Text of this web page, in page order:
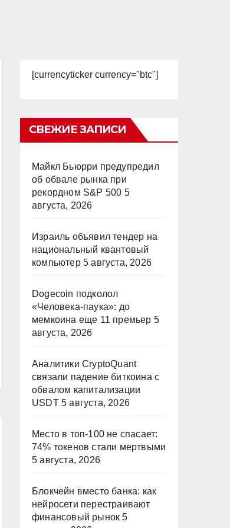
[currencyticker currency="btc"]
СВЕЖИЕ ЗАПИСИ
Майкл Бьюрри предупредил
об обвале рынка при
рекордном S&P 500 5
августа, 2026
Израиль объявил тендер на
национальный квантовый
компьютер 5 августа, 2026
Dogecoin подколол
«Человека-паука»: до
мемкоина еще 11 премьер 5
августа, 2026
Аналитики CryptoQuant
связали падение биткоина с
обвалом капитализации
USDT 5 августа, 2026
Место в топ-100 не спасает:
74% токенов стали мертвыми
5 августа, 2026
Блокчейн вместо банка: как
нейросети перестраивают
финансовый рынок 5